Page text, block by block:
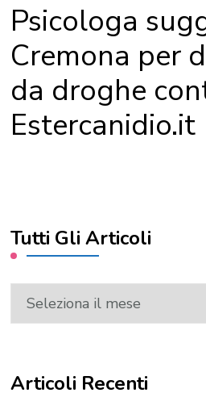
Psicologa
Cremona per
da droghe
Estercanidio.it
Tutti Gli Articoli
Tutti
Gli
Articoli Recenti